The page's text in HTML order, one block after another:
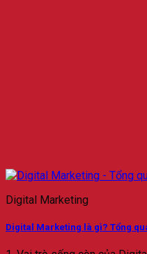
Digital Marketing
Digital Marketing là gì? Tổng